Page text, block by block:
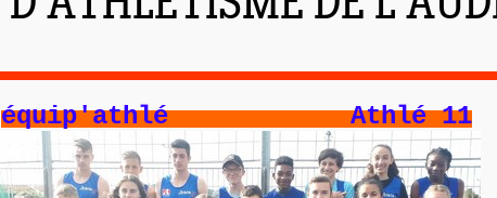
équip'athlé Athlé 11